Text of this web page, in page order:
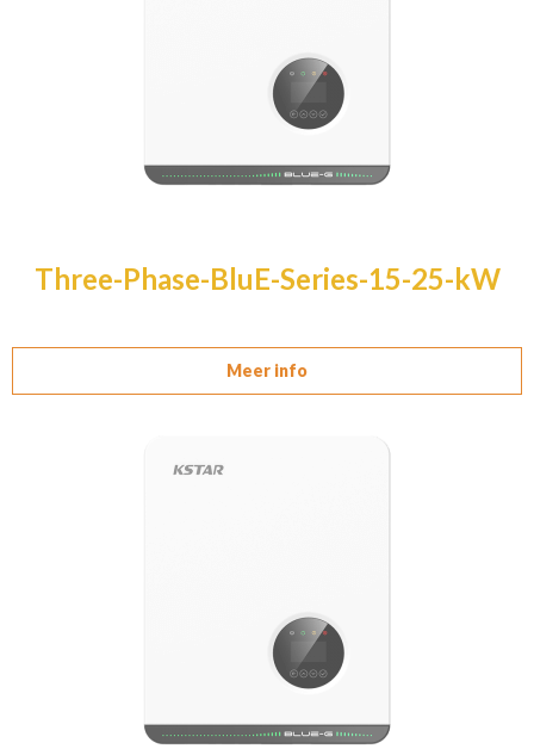
Three-Phase-BluE-Series-15-25-kW
Meer info